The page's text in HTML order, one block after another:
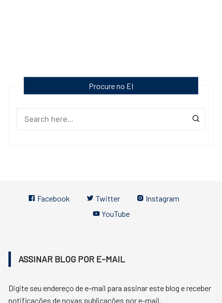
Procure no EI
Facebook Twitter
Instagram
YouTube
ASSINAR BLOG POR E-MAIL
Digite seu endereço de e-mail para assinar este blog e receber
notificações de novas publicações por e-mail.